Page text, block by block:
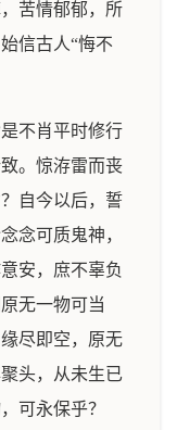
苦情郁郁，所
信古人“悔不
不肖平时修行
。惊洊雷而丧
自今以后，誓
念可质鬼神，
安，庶不辜负
无一物可当
尽即空，原无
头，从未生已
可永保乎？